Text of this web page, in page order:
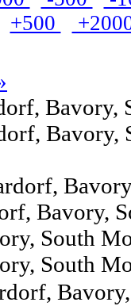
+500
Bavory,
Bavory,
Bavory,
South
South